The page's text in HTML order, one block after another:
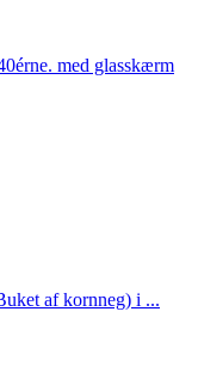
med glasskærm
af kornneg) i ...